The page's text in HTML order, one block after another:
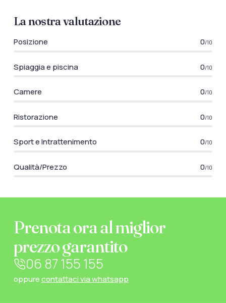
La nostra valutazione
Posizione 0/10
Spiaggia e piscina 0/10
Camere 0/10
Ristorazione 0/10
Sport e Intrattenimento 0/10
Qualità/Prezzo 0/10
Prenota ora al miglior
prezzo garantito
06 87 155 155
oppurecontattaci via whatsapp